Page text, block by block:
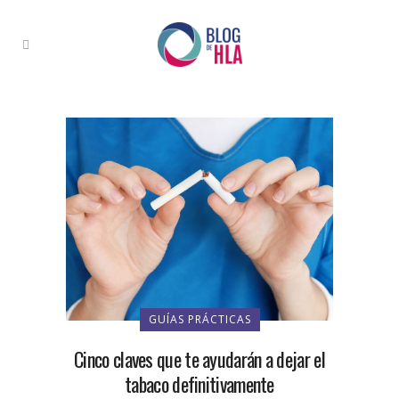
GUÍAS PRÁCTICAS
Cinco claves que te ayudarán a dejar el
tabaco definitivamente